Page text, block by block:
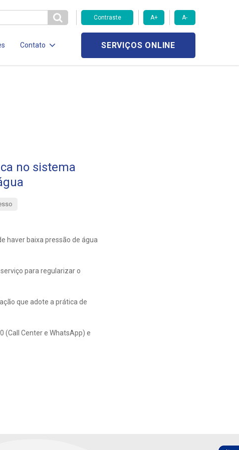
Contraste A+ A-
Contato SERVIÇOS ONLINE
no sistema
haver baixa pressão de água
para regularizar o
que adote a prática de
(Call Center e WhatsApp) e